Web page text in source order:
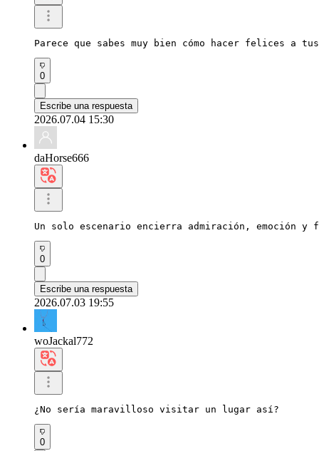
Parece que sabes muy bien cómo hacer felices a
0
Escribe una respuesta
2026.07.04 15:30
daHorse666
Un solo escenario encierra admiración, emoción
0
Escribe una respuesta
2026.07.03 19:55
woJackal772
¿No sería maravilloso visitar un lugar así?
0